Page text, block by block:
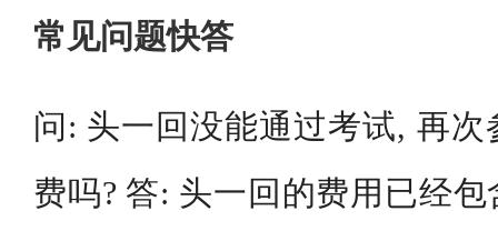
常见问题快答
问: 头一回没能通过考试, 再
费吗? 答: 头一回的费用已经